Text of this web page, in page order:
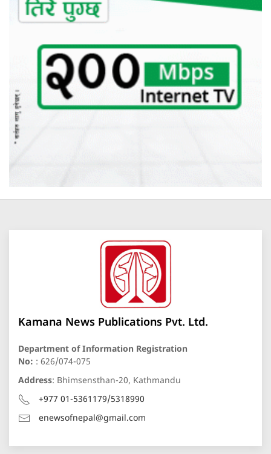
Kamana News Publications Pvt. Ltd.
Department of Information Registration
No: : 626/074-075
Address: Bhimsensthan-20, Kathmandu
+977 01-5361179/5318990
enewsofnepal@gmail.com